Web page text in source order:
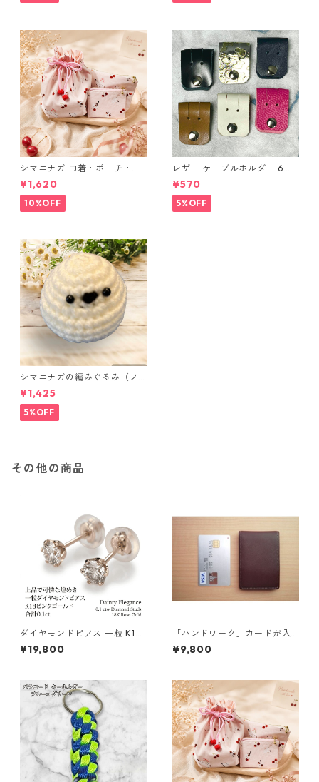
シマエナガ 巾着・ポーチ・ミ
ニポーチ(カード収納にも) ３
点セット さくらんぼ柄×淡いピ
ンク
¥1,620
10%OFF
レザー ケーブルホルダー 6個
セット
¥570
5%OFF
シマエナガの編みぐるみ（ノ
ーマル）
¥1,425
5%OFF
その他の商品
ダイヤモンドピアス 一粒 K18
ピンクゴールド 合計0.1ct ス
タッドピアス おしゃれ シンプ
¥19,800
「ハンドワーク」カードが入
る小さな小銭入れ ネイビー
¥9,800